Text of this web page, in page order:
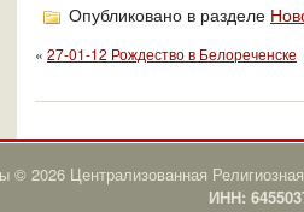
Опубликовано в разделе
« 27-01-12 Рождество в Белореченске
2026 Централизованная
ИНН: